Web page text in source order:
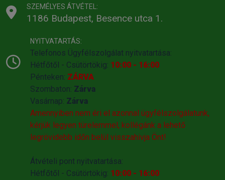
SZEMÉLYES ÁTVÉTEL:
1186 Budapest, Besence utca 1.
NYITVATARTÁS:
Telefonos Ügyfélszolgálat nyitvatartása:
Hétfőtől - Csütörtökig: 10:00 - 16:00
Pénteken: ZÁRVA
Szombaton: Zárva
Vasárnap: Zárva
Amennyiben nem éri el azonnal ügyfélszolgálatunk,
kérjük legyen türelemmel, kollégánk a lehető
legrövidebb időn belül visszahivja Önt!
Átvételi pont nyitvatartása:
Hétfőtől - Csütörtökig: 10:00 - 16:00